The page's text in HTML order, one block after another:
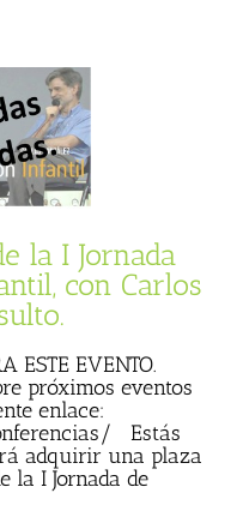
la I Jornada
con Carlos
ESTE EVENTO.
próximos eventos
enlace:
Estás
adquirir una plaza
la I Jornada de